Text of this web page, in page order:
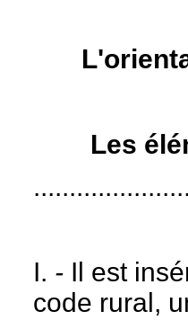
Les
I. - Il est
code rural,